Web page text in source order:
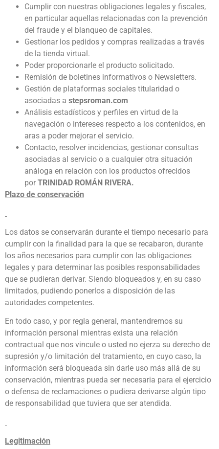
Cumplir con nuestras obligaciones legales y fiscales,
en particular aquellas relacionadas con la prevención
del fraude y el blanqueo de capitales.
Gestionar los pedidos y compras realizadas a través
de la tienda virtual.
Poder proporcionarle el producto solicitado.
Remisión de boletines informativos o Newsletters.
Gestión de plataformas sociales titularidad o
asociadas a stepsroman.com
Análisis estadísticos y perfiles en virtud de la
navegación o intereses respecto a los contenidos, en
aras a poder mejorar el servicio.
Contacto, resolver incidencias, gestionar consultas
asociadas al servicio o a cualquier otra situación
análoga en relación con los productos ofrecidos
por TRINIDAD ROMÁN RIVERA.
Plazo de conservación
Los datos se conservarán durante el tiempo necesario para
cumplir con la finalidad para la que se recabaron, durante
los años necesarios para cumplir con las obligaciones
legales y para determinar las posibles responsabilidades
que se pudieran derivar. Siendo bloqueados y, en su caso
limitados, pudiendo ponerlos a disposición de las
autoridades competentes.
En todo caso, y por regla general, mantendremos su
información personal mientras exista una relación
contractual que nos vincule o usted no ejerza su derecho de
supresión y/o limitación del tratamiento, en cuyo caso, la
información será bloqueada sin darle uso más allá de su
conservación, mientras pueda ser necesaria para el ejercicio
o defensa de reclamaciones o pudiera derivarse algún tipo
de responsabilidad que tuviera que ser atendida.
Legitimación